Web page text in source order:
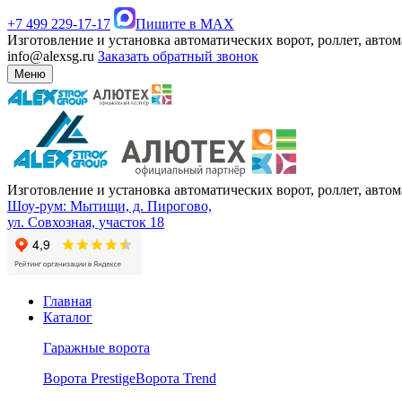
+7 499 229-17-17
Пишите в MAX
Изготовление и установка автоматических ворот, роллет,
info@alexsg.ru Заказать обратный звонок
Меню
Изготовление и установка автоматических ворот, роллет,
Шоу-рум: Мытищи, д. Пирогово,
ул. Совхозная, участок 18
Главная
Каталог
Гаражные ворота
Ворота PrestigeВорота Trend